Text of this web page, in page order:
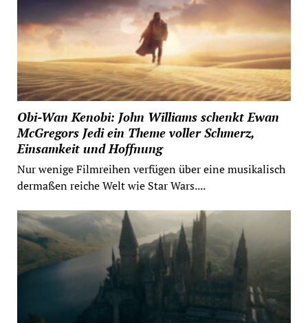
Obi-Wan Kenobi: John Williams schenkt Ewan
McGregors Jedi ein Theme voller Schmerz,
Einsamkeit und Hoffnung
Nur wenige Filmreihen verfügen über eine musikalisch
dermaßen reiche Welt wie Star Wars....